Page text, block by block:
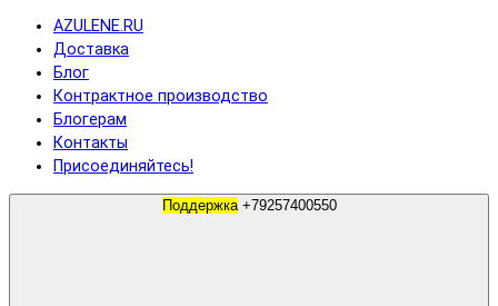
AZULENE.RU
Доставка
Блог
Контрактное производство
Блогерам
Контакты
Присоединяйтесь!
Поддержка +79257400550